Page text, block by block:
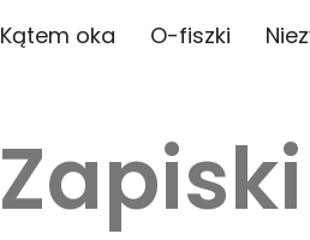
Kątem oka O-fiszki